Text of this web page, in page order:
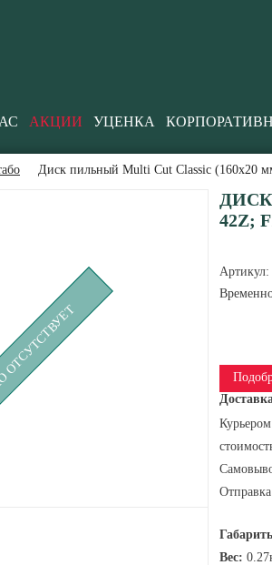
АКЦИИ УЦЕНКА
Диск пильный Multi Cut Classic (160x20
ДИСК
42Z;
Артикул:
Вес: